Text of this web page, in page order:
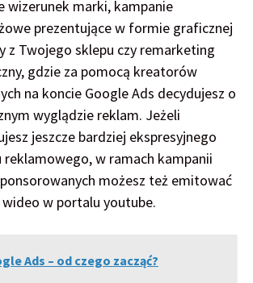
wizerunek marki, kampanie
prezentujące w formie graficznej
z Twojego sklepu czy remarketing
gdzie za pomocą kreatorów
na koncie Google Ads decydujesz o
wyglądzie reklam. Jeżeli
jeszcze bardziej ekspresyjnego
w ramach kampanii
możesz też emitować
w portalu youtube.
Ads – od czego zacząć?